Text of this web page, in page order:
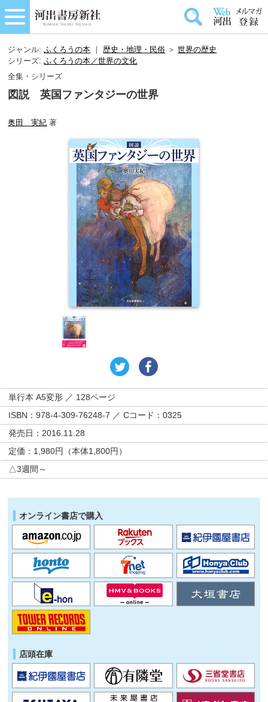
ジャンル:ふくろうの本 ｜歴史・地理・民俗 ＞世界の歴史
シリーズ:ふくろうの本／世界の文化
全集・シリーズ
図説 英国ファンタジーの世界
奥田 実紀 著
単行本 A5変形 ／ 128ページ
ISBN：978-4-309-76248-7 ／ Cコード：0325
発売日：2016.11.28
定価：1,980円（本体1,800円）
△3週間～
オンライン書店で購入
店頭在庫